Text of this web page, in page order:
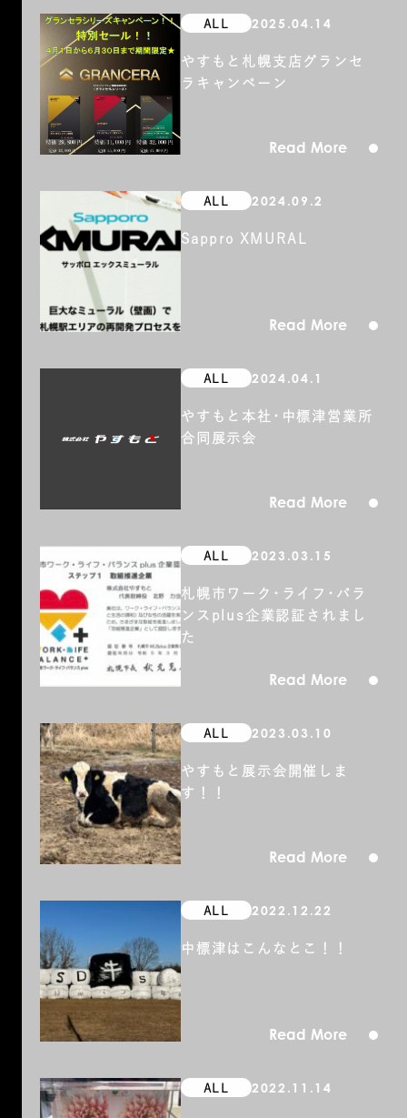
ALL 2025.04.14
やすもと札幌支店グランセ
ラキャンペーン
Read More
ALL 2024.09.2
Sappro XMURAL
Read More
ALL 2024.04.1
やすもと本社･中標津営業所
合同展示会
Read More
ALL 2023.03.15
札幌市ワーク･ライフ･バラ
ンスplus企業認証されまし
た
Read More
ALL 2023.03.10
やすもと展示会開催しま
す！！
Read More
ALL 2022.12.22
中標津はこんなとこ！！
Read More
ALL 2022.11.14